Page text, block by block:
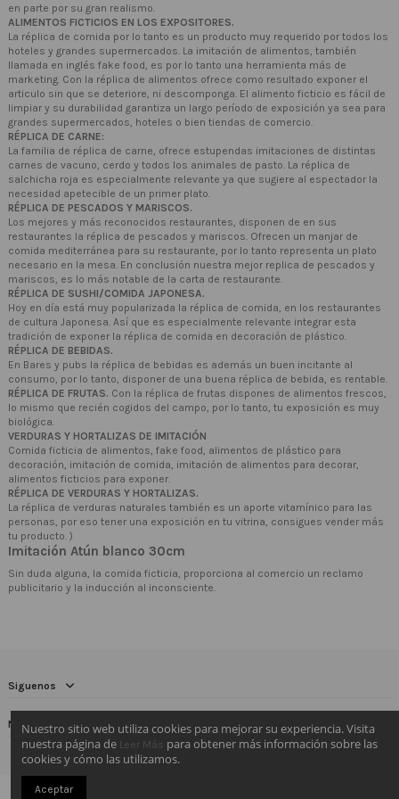
en parte por su gran realismo.
ALIMENTOS FICTICIOS EN LOS EXPOSITORES.
La réplica de comida por lo tanto es un producto muy requerido por todos los
hoteles y grandes supermercados. La imitación de alimentos, también
llamada en inglés fake food, es por lo tanto una herramienta más de
marketing. Con la réplica de alimentos ofrece como resultado exponer el
articulo sin que se deteriore, ni descomponga. El alimento ficticio es fácil de
limpiar y su durabilidad garantiza un largo período de exposición ya sea para
grandes supermercados, hoteles o bien tiendas de comercio.
RÉPLICA DE CARNE:
La familia de réplica de carne, ofrece estupendas imitaciones de distintas
carnes de vacuno, cerdo y todos los animales de pasto. La réplica de
salchicha roja es especialmente relevante ya que sugiere al espectador la
necesidad apetecible de un primer plato.
RÉPLICA DE PESCADOS Y MARISCOS.
Los mejores y más reconocidos restaurantes, disponen de en sus
restaurantes la réplica de pescados y mariscos. Ofrecen un manjar de
comida mediterránea para su restaurante, por lo tanto representa un plato
necesario en la mesa. En conclusión nuestra mejor replica de pescados y
mariscos, es lo más notable de la carta de restaurante.
RÉPLICA DE SUSHI/COMIDA JAPONESA.
Hoy en día está muy popularizada la réplica de comida, en los restaurantes
de cultura Japonesa. Así que es especialmente relevante integrar esta
tradición de exponer la réplica de comida en decoración de plástico.
RÉPLICA DE BEBIDAS.
En Bares y pubs la réplica de bebidas es además un buen incitante al
consumo, por lo tanto, disponer de una buena réplica de bebida, es rentable.
RÉPLICA DE FRUTAS. Con la réplica de frutas dispones de alimentos frescos,
lo mismo que recién cogidos del campo, por lo tanto, tu exposición es muy
biológica.
VERDURAS Y HORTALIZAS DE IMITACIÓN
Comida ficticia de alimentos, fake food, alimentos de plástico para
decoración, imitación de comida, imitación de alimentos para decorar,
alimentos ficticios para exponer.
RÉPLICA DE VERDURAS Y HORTALIZAS.
La réplica de verduras naturales también es un aporte vitamínico para las
personas, por eso tener una exposición en tu vitrina, consigues vender más
tu producto. )
Imitación Atún blanco 30cm
Sin duda alguna, la comida ficticia, proporciona al comercio un reclamo
publicitario y la inducción al inconsciente.
Siguenos
Newsletter
Nuestro sitio web utiliza cookies para mejorar su experiencia. Visita
nuestra página de Leer Más para obtener más información sobre las
cookies y cómo las utilizamos.
Aceptar